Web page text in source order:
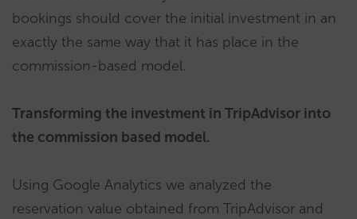
bookings should cover the initial investment in an
exactly the same way that it has place in the
commission-based model.
Transforming the investment in TripAdvisor into
the commission based model.
Using Google Analytics we analyzed the
reservation value obtained from TripAdvisor and